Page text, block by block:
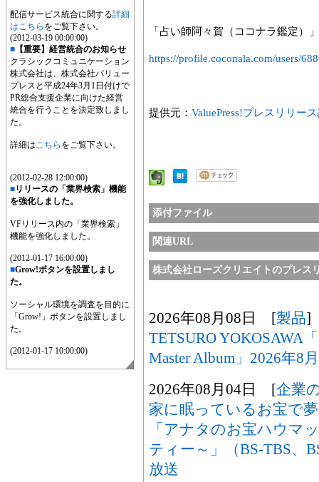
配信サービス統合に関する詳細
はこちら をご覧下さい。
(2012-03-19 00:00:00)
■ 【重要】経営統合のお知らせ
クラシックコミュニケーション
株式会社は、株式会社バリュー
プレスと平成24年3月1日付けで
PR総合支援企業に向けた経営
統合を行うことを決定致しまし
た。
詳細はこちら をご覧下さい。
(2012-02-28 12:00:00)
■リリースの「業界検索」機能
を強化しました。
VFリリース内の「業界検索」
機能を強化しました。
(2012-01-17 16:00:00)
■Grow!ボタンを設置しまし
た。
ソーシャル環境を調査を目的に
「Grow!」ボタンを設置しまし
た。
(2012-01-17 10:00:00)
「占い師阿々賀（ココナラ鑑定）」
https://profile.coconala.com/users/
提供元： ValuePress!プレスリリー
添付ファイル
関連URL
株式会社ローズクリエイトのプレス
2026年08月08日 [製品]
TETSURO YOKOSAWA
Master Album」2026年8
2026年08月04日 [企業
家に眠っているお宝で
「アナタのお宝ハウマ
ティー～」（BS-TBS、
放送